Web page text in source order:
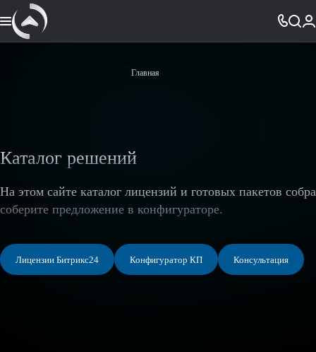
Главная
Каталог решений
На этом сайте каталог лицензий и готовых пакетов
соберите предложение в конфигураторе.
Лицензии Битрикс24 Конфигуратор КП Консультация